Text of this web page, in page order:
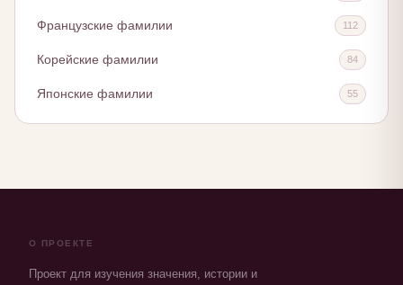
Французские фамилии 112
Корейские фамилии 84
Японские фамилии 55
О ПРОЕКТЕ
Проект для изучения значения, истории и